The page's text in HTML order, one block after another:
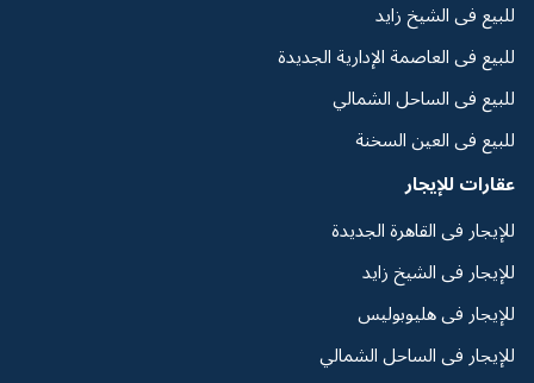
للبيع فى الشيخ زايد
للبيع فى العاصمة الإدارية الجديدة
للبيع فى الساحل الشمالي
للبيع فى العين السخنة
عقارات للإيجار
للإيجار فى القاهرة الجديدة
للإيجار فى الشيخ زايد
للإيجار فى هليوبوليس
للإيجار فى الساحل الشمالي